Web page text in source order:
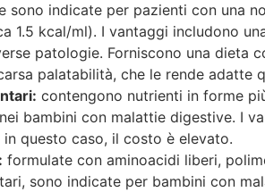
sono indicate per pazienti con una
1.5 kcal/ml). I vantaggi includono
patologie. Forniscono una dieta
palatabilità, che le rende adatte
contengono nutrienti in forme
bambini con malattie digestive. I
in questo caso, il costo è elevato.
formulate con aminoacidi liberi,
sono indicate per bambini con